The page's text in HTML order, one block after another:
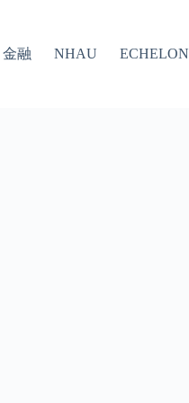
金融 NHAU ECHELON